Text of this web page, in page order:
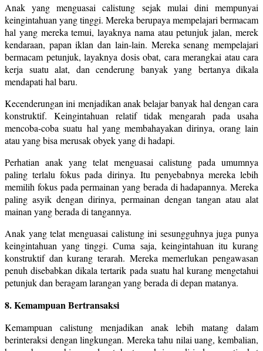
Anak yang menguasai calistung sejak mulai dini mempunyai
keingintahuan yang tinggi. Mereka berupaya mempelajari bermacam
hal yang mereka temui, layaknya nama atau petunjuk jalan, merek
kendaraan, papan iklan dan lain-lain. Mereka senang mempelajari
bermacam petunjuk, layaknya dosis obat, cara merangkai atau cara
kerja suatu alat, dan cenderung banyak yang bertanya dikala
mendapati hal baru.
Kecenderungan ini menjadikan anak belajar banyak hal dengan cara
konstruktif. Keingintahuan relatif tidak mengarah pada usaha
mencoba-coba suatu hal yang membahayakan dirinya, orang lain
atau yang bisa merusak obyek yang di hadapi.
Perhatian anak yang telat menguasai calistung pada umumnya
paling terlalu fokus pada dirinya. Itu penyebabnya mereka lebih
memilih fokus pada permainan yang berada di hadapannya. Mereka
paling asyik dengan dirinya, permainan dengan tangan atau alat
mainan yang berada di tangannya.
Anak yang telat menguasai calistung ini sesungguhnya juga punya
keingintahuan yang tinggi. Cuma saja, keingintahuan itu kurang
konstruktif dan kurang terarah. Mereka memerlukan pengawasan
penuh disebabkan dikala tertarik pada suatu hal kurang mengetahui
petunjuk dan beragam larangan yang berada di depan matanya.
8. Kemampuan Bertransaksi
Kemampuan calistung menjadikan anak lebih matang dalam
berinteraksi dengan lingkungan. Mereka tahu nilai uang, kembalian,